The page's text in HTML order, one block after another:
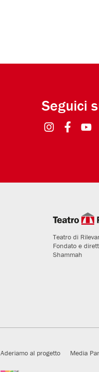
Seguici
Teatro di
Fondato e
Shammah
Aderiamo al progetto Media